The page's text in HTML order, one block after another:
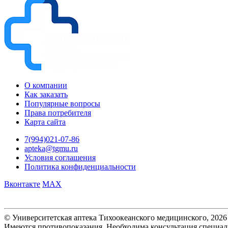
О компании
Как заказать
Популярные вопросы
Права потребителя
Карта сайта
7(994)021-07-86
apteka@tgmu.ru
Условия соглашения
Политика конфиденциальности
Вконтакте MAX
© Университетская аптека Тихоокеанского медицинского, 2026